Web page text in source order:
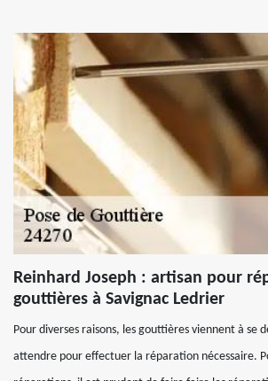
Reinhard Joseph : artisan pour
gouttières à Savignac Ledrier
Pour diverses raisons, les gouttières viennent à se
attendre pour effectuer la réparation nécessaire.